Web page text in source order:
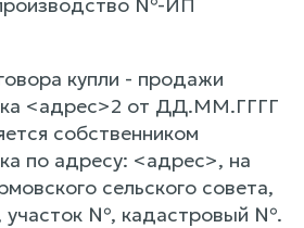
купли - продажи
<адрес>2 от ДД.ММ.ГГГГ
собственником
по адресу: <адрес>, на
сельского совета,
участок №, кадастровый №.